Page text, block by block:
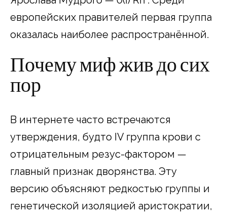
европейских правителей первая группа
оказалась наиболее распространённой.​
Почему миф жив до сих
пор
В интернете часто встречаются
утверждения, будто IV группа крови с
отрицательным резус-фактором —
главный признак дворянства. Эту
версию объясняют редкостью группы и
генетической изоляцией аристократии,